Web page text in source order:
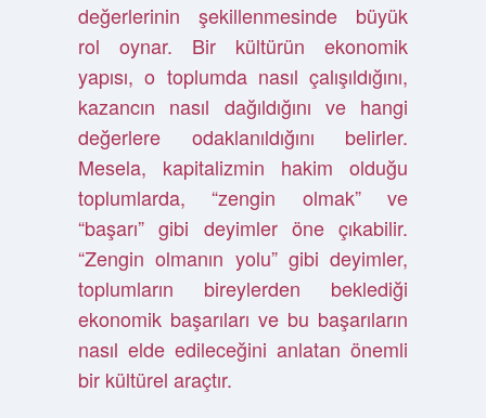
değerlerinin şekillenmesinde büyük
rol oynar. Bir kültürün ekonomik
yapısı, o toplumda nasıl çalışıldığını,
kazancın nasıl dağıldığını ve hangi
değerlere odaklanıldığını belirler.
Mesela, kapitalizmin hakim olduğu
toplumlarda, “zengin olmak” ve
“başarı” gibi deyimler öne çıkabilir.
“Zengin olmanın yolu” gibi deyimler,
toplumların bireylerden beklediği
ekonomik başarıları ve bu başarıların
nasıl elde edileceğini anlatan önemli
bir kültürel araçtır.